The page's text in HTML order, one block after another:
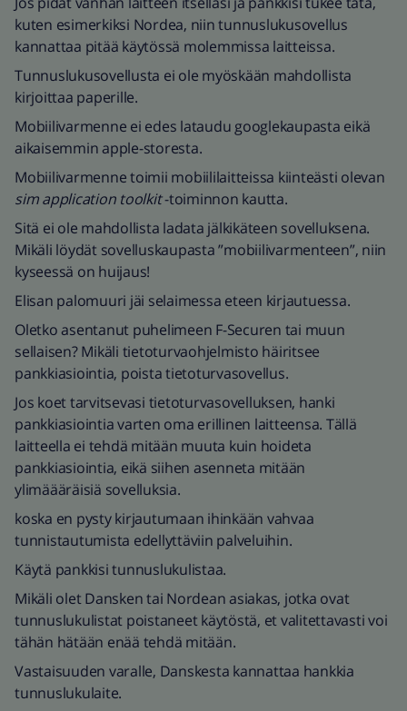
kuten esimerkiksi Nordea, niin tunnuslukusovellus
kannattaa pitää käytössä molemmissa laitteissa.
Tunnuslukusovellusta ei ole myöskään mahdollista
kirjoittaa paperille.
Mobiilivarmenne ei edes lataudu googlekaupasta eikä
aikaisemmin apple-storesta.
Mobiilivarmenne toimii mobiililaitteissa kiinteästi olevan
sim application toolkit-toiminnon kautta.
Sitä ei ole mahdollista ladata jälkikäteen sovelluksena.
Mikäli löydät sovelluskaupasta ”mobiilivarmenteen”, niin
kyseessä on huijaus!
Elisan palomuuri jäi selaimessa eteen kirjautuessa.
Oletko asentanut puhelimeen F-Securen tai muun
sellaisen? Mikäli tietoturvaohjelmisto häiritsee
pankkiasiointia, poista tietoturvasovellus.
Jos koet tarvitsevasi tietoturvasovelluksen, hanki
pankkiasiointia varten oma erillinen laitteensa. Tällä
laitteella ei tehdä mitään muuta kuin hoideta
pankkiasiointia, eikä siihen asenneta mitään
ylimäääräisiä sovelluksia.
koska en pysty kirjautumaan ihinkään vahvaa
tunnistautumista edellyttäviin palveluihin.
Käytä pankkisi tunnuslukulistaa.
Mikäli olet Dansken tai Nordean asiakas, jotka ovat
tunnuslukulistat poistaneet käytöstä, et valitettavasti voi
tähän hätään enää tehdä mitään.
Vastaisuuden varalle, Danskesta kannattaa hankkia
tunnuslukulaite.